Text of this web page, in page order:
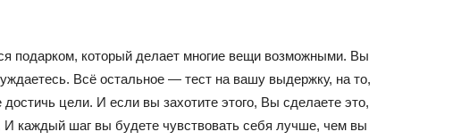
подарком, который делает многие вещи возможными. Вы
Всё остальное — тест на вашу выдержку, на то,
достичь цели. И если вы захотите этого, Вы сделаете это,
И каждый шаг вы будете чувствовать себя лучше, чем вы